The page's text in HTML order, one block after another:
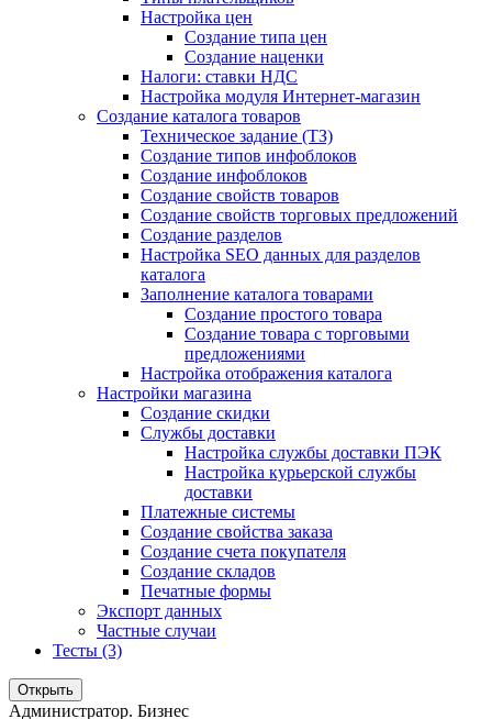
Настройка цен
Создание типа цен
Создание наценки
Налоги: ставки НДС
Настройка модуля Интернет-магазин
Создание каталога товаров
Техническое задание (ТЗ)
Создание типов инфоблоков
Создание инфоблоков
Создание свойств товаров
Создание свойств торговых предложений
Создание разделов
Настройка SEO данных для разделов
каталога
Заполнение каталога товарами
Создание простого товара
Создание товара с торговыми
предложениями
Настройка отображения каталога
Настройки магазина
Создание скидки
Службы доставки
Настройка службы доставки ПЭК
Настройка курьерской службы
доставки
Платежные системы
Создание свойства заказа
Создание счета покупателя
Создание складов
Печатные формы
Экспорт данных
Частные случаи
Тесты (3)
Открыть
Администратор. Бизнес